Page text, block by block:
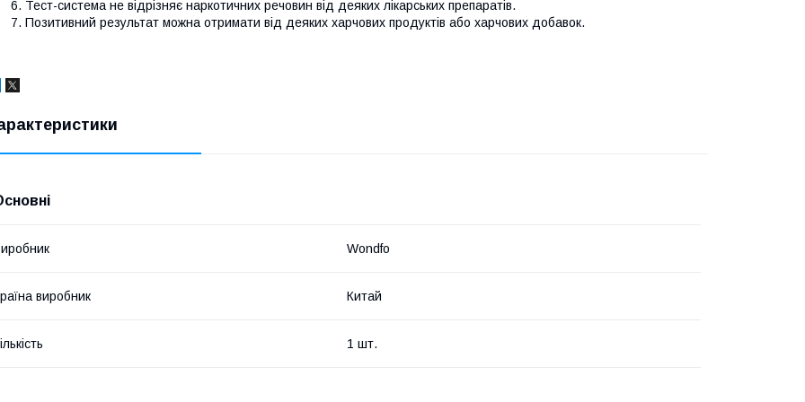
Тест-система не відрізняє наркотичних речовин від деяких лікарських препаратів.
Позитивний результат можна отримати від деяких харчових продуктів або харчових добавок.
Wondfo
виробник Китай
1 шт.